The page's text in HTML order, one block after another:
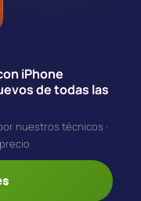
iPhone
de todas las
nuestros técnicos ·